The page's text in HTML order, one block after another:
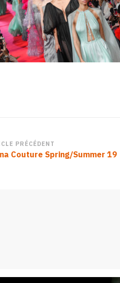
PRÉCÉDENT
Couture Spring/Summer 19